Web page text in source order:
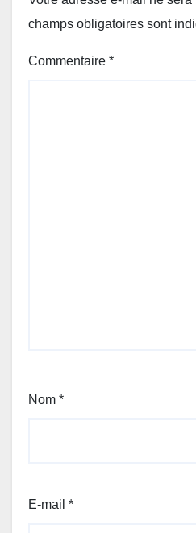
champs obligatoires sont
Commentaire *
Nom *
E-mail *